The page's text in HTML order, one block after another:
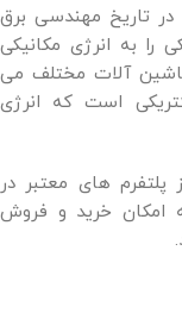
در تاریخ مهندسی برق
را به انرژی مکانیکی
آلات مختلف می
است که انرژی
پلتفرم های معتبر در
امکان خرید و فروش